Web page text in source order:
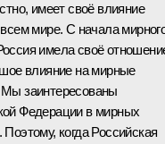
имеет своё влияние
мире. С начала
имела своё
влияние на мирные
заинтересованы
Федерации в мирных
когда Российская